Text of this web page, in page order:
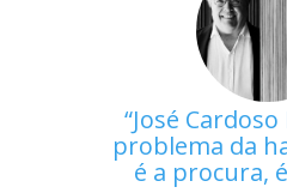
José
problema da
é a procura,